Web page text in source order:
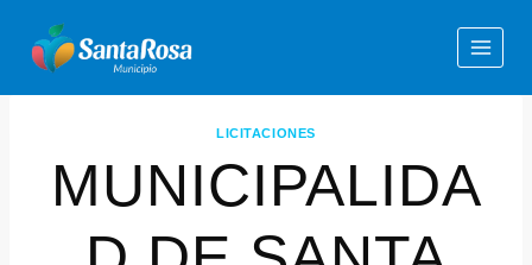
LICITACIONES
MUNICIPALIDA